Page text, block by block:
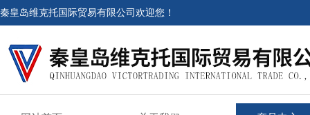
秦皇岛维克托国际贸易有限公司欢迎您！